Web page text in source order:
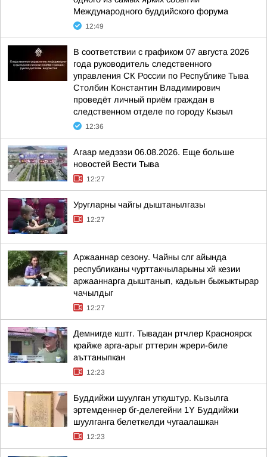
Международного буддийского форума
12:49
В соответствии с графиком 07 августа 2026
года руководитель следственного
управления СК России по Республике Тыва
Столбин Константин Владимирович
проведёт личный приём граждан в
следственном отделе по городу Кызыл
12:36
Агаар медээзи 06.08.2026. Еще больше
новостей Вести Тыва
12:27
Уругларны чайгы дыштанылгазы
12:27
Аржааннар сезону. Чайны слг айында
республиканы чурттакчыларыны хй кезии
аржааннарга дыштанып, кадыын быжыктырар
чачылдыг
12:27
Демнигде кштг. Тывадан ртчлер Красноярск
крайже арга-арыг рттерин жрери-биле
аъттаныпкан
12:23
Буддийжи шуулган уткуштур. Кызылга
эртемденнер бг-делегейни 1Y Буддийжи
шуулганга белеткелди чугаалашкан
12:23